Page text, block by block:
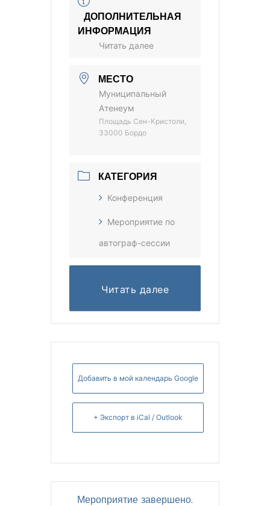
ДОПОЛНИТЕЛЬНАЯ
ИНФОРМАЦИЯ
Читать далее
МЕСТО
Муниципальный
Атенеум
Площадь Сен-Кристоли,
33000 Бордо
КАТЕГОРИЯ
Конференция
Мероприятие по
автограф-сессии
Читать далее
Добавить в мой календарь Google
+ Экспорт в iCal / Outlook
Мероприятие завершено.